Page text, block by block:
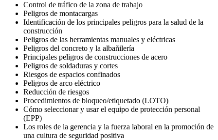
Control de tráfico de la zona de trabajo
Peligros de montacargas
Identificación de los principales peligros para la salud de la
construcción
Peligros de las herramientas manuales y eléctricas
Peligros del concreto y la albañilería
Principales peligros de construcciones de acero
Peligros de soldaduras y cortes
Riesgos de espacios confinados
Peligros de arco eléctrico
Reducción de riesgos
Procedimientos de bloqueo/etiquetado (LOTO)
Cómo seleccionar y usar el equipo de protección personal
(EPP)
Los roles de la gerencia y la fuerza laboral en la promoción de
una cultura de seguridad positiva